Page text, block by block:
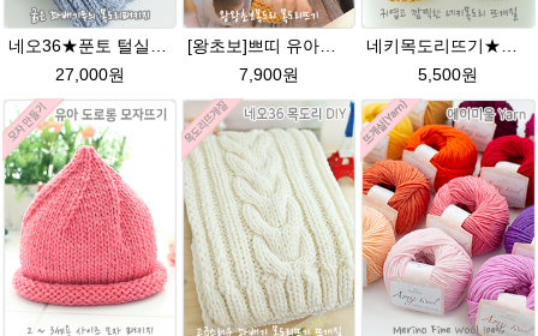
네오36★푼토 털실 목도리뜨개질 손뜨개
27,000원
[왕초보]쁘띠 유아목도리뜨기★발렌타인울 목도리 뜨개질
7,900원
네키목도리뜨기★그레이스메리노울 미니목도리뜨기
5,500원